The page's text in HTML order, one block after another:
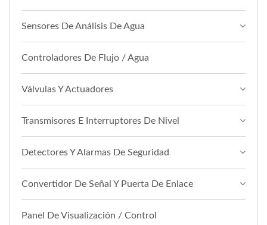
Sensores De Análisis De Agua
Controladores De Flujo / Agua
Válvulas Y Actuadores
Transmisores E Interruptores De Nivel
Detectores Y Alarmas De Seguridad
Convertidor De Señal Y Puerta De Enlace
Panel De Visualización / Control